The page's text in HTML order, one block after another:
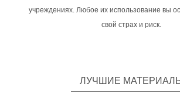
учреждениях. Любое их использование вы
свой страх и риск.
ЛУЧШИЕ